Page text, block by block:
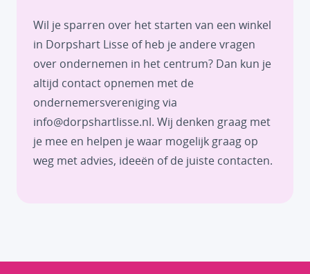
Wil je sparren over het starten van een winkel
in Dorpshart Lisse of heb je andere vragen
over ondernemen in het centrum? Dan kun je
altijd contact opnemen met de
ondernemersvereniging via
info@dorpshartlisse.nl. Wij denken graag met
je mee en helpen je waar mogelijk graag op
weg met advies, ideeën of de juiste contacten.